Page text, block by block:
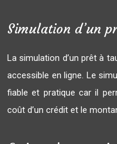
Simulation d’un
La simulation d’un prêt à
accessible en ligne. Le
fiable et pratique car il
coût d’un crédit et le